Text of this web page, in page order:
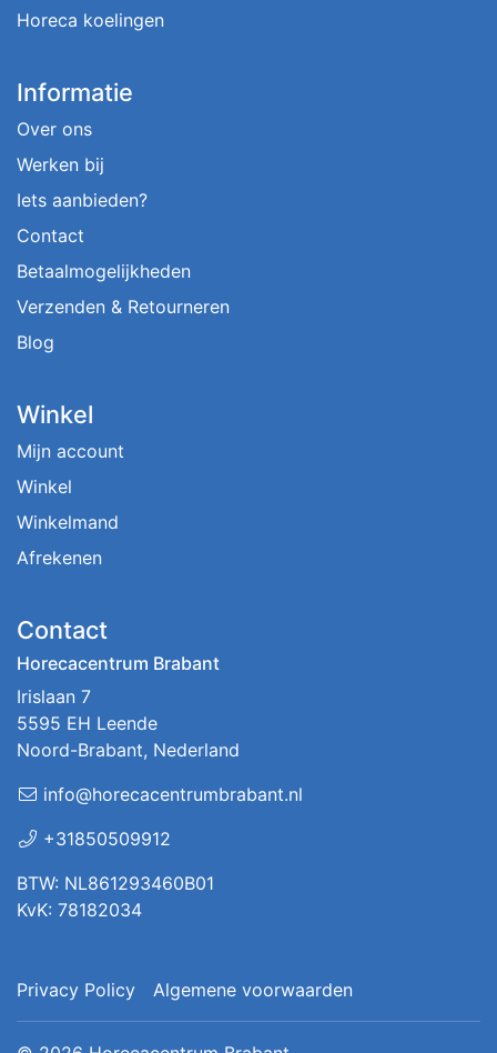
Horeca koelingen
Informatie
Over ons
Werken bij
Iets aanbieden?
Contact
Betaalmogelijkheden
Verzenden & Retourneren
Blog
Winkel
Mijn account
Winkel
Winkelmand
Afrekenen
Contact
Horecacentrum Brabant
Irislaan 7
5595 EH Leende
Noord-Brabant, Nederland
info@horecacentrumbrabant.nl
+31850509912
BTW: NL861293460B01
KvK: 78182034
Privacy Policy Algemene voorwaarden